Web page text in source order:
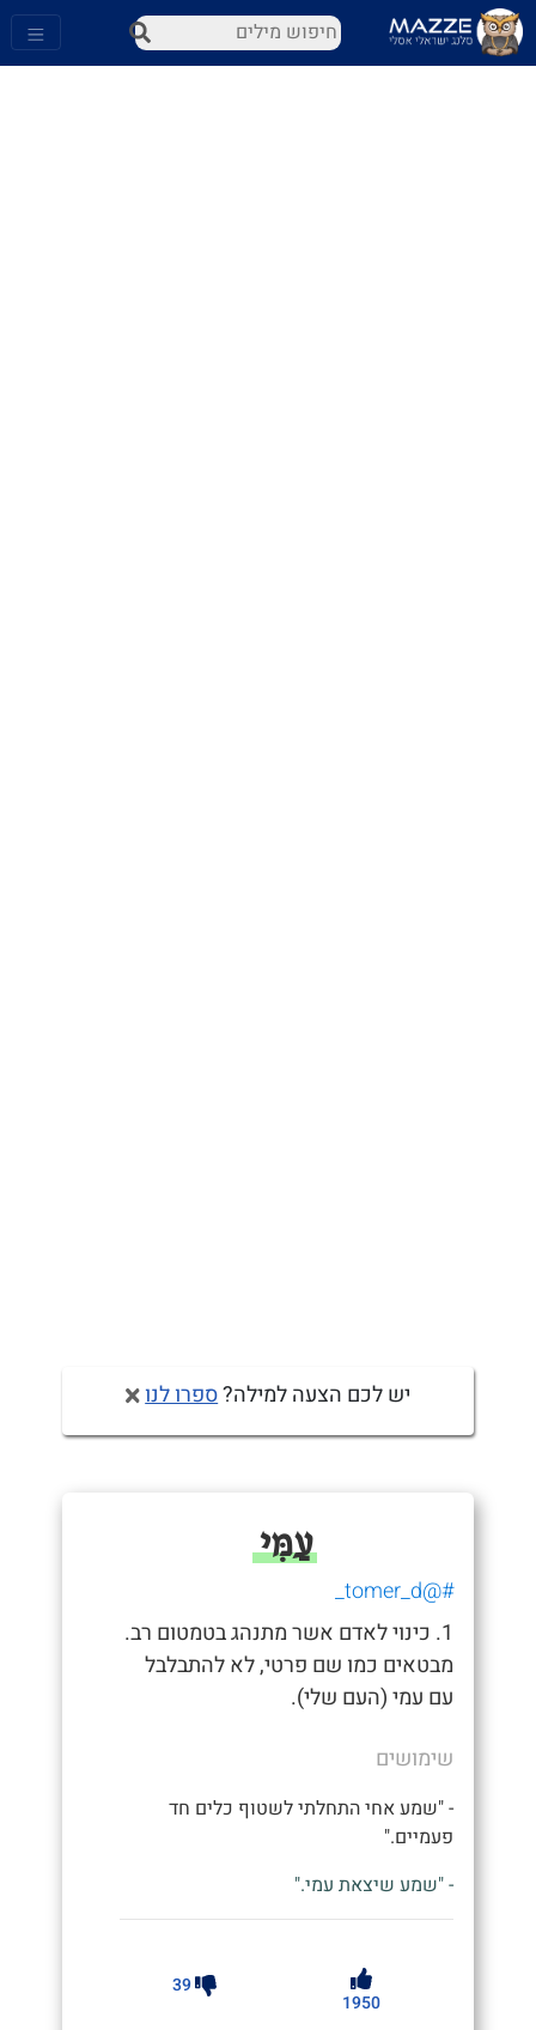
יש לכם הצעה למילה?ספרו לנו
עַמִּי
#@tomer_d_
1. כינוי לאדם אשר מתנהג בטמטום רב.
מבטאים כמו שם פרטי, לא להתבלבל
עם עמי (העם שלי).
שימושים
- "שמע אחי התחלתי לשטוף כלים חד
פעמיים."
- "שמע שיצאת עמי."
1950
39